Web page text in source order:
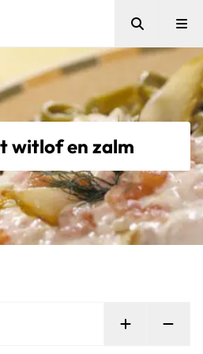
Zoeken
witlof en zalm
Persoon